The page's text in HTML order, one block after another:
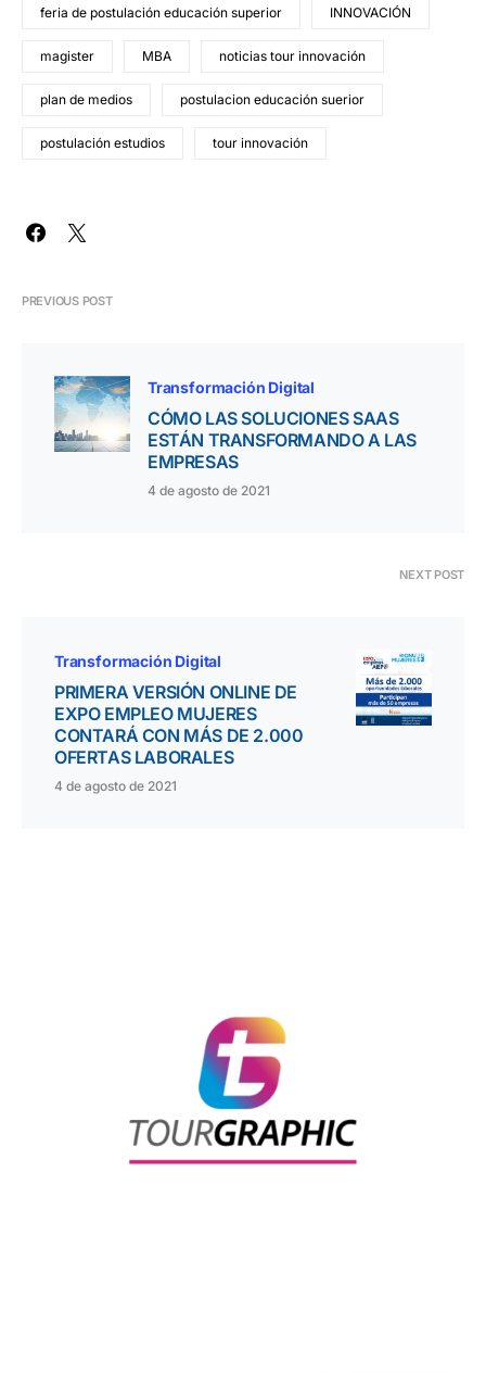
feria de postulación educación superior INNOVACIÓN
magister MBA noticias tour innovación
plan de medios postulacion educación suerior
postulación estudios tour innovación
PREVIOUS POST
Transformación Digital
CÓMO LAS SOLUCIONES SAAS
ESTÁN TRANSFORMANDO A LAS
EMPRESAS
4 de agosto de 2021
NEXT POST
Transformación Digital
PRIMERA VERSIÓN ONLINE DE
EXPO EMPLEO MUJERES
CONTARÁ CON MÁS DE 2.000
OFERTAS LABORALES
4 de agosto de 2021